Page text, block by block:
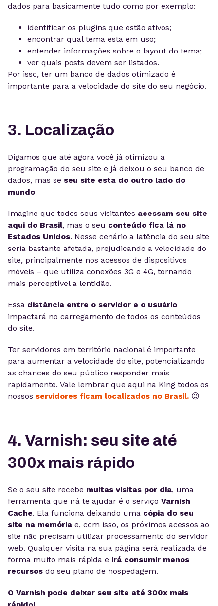
dados para basicamente tudo como por exemplo:
identificar os plugins que estão ativos;
encontrar qual tema esta em uso;
entender informações sobre o layout do tema;
ver quais posts devem ser listados.
Por isso, ter um banco de dados otimizado é
importante para a velocidade do site do seu negócio.
3. Localização
Digamos que até agora você já otimizou a
programação do seu site e já deixou o seu banco de
dados, mas se seu site esta do outro lado do
mundo.
Imagine que todos seus visitantes acessam seu site
aqui do Brasil, mas o seu conteúdo fica lá no
Estados Unidos. Nesse cenário a latência do seu site
seria bastante afetada, prejudicando a velocidade do
site, principalmente nos acessos de dispositivos
móveis – que utiliza conexões 3G e 4G, tornando
mais perceptível a lentidão.
Essa distância entre o servidor e o usuário
impactará no carregamento de todos os conteúdos
do site.
Ter servidores em território nacional é importante
para aumentar a velocidade do site, potencializando
as chances do seu público responder mais
rapidamente. Vale lembrar que aqui na King todos os
nossos servidores ficam localizados no Brasil. 😉
4. Varnish: seu site até
300x mais rápido
Se o seu site recebe muitas visitas por dia, uma
ferramenta que irá te ajudar é o serviço Varnish
Cache. Ela funciona deixando uma cópia do seu
site na memória e, com isso, os próximos acessos ao
site não precisam utilizar processamento do servidor
web. Qualquer visita na sua página será realizada de
forma muito mais rápida e irá consumir menos
recursos do seu plano de hospedagem.
O Varnish pode deixar seu site até 300x mais